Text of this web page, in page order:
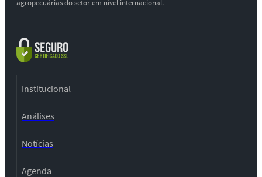
agropecuárias do setor em nível internacional.
Institucional
Análises
Notícias
Agenda